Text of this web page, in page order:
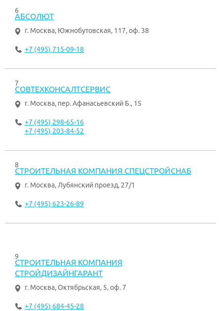
6
АБСОЛЮТ
г. Москва, Южнобутовская, 117, оф. 38
+7 (495) 715-09-18
7
СОВТЕХКОНСАЛТСЕРВИС
г. Москва, пер. Афанасьевский Б., 15
+7 (495) 298-65-16
+7 (495) 203-84-52
8
СТРОИТЕЛЬНАЯ КОМПАНИЯ СПЕЦСТРОЙСНАБ
г. Москва,Лубянский проезд, 27/1
+7 (495) 623-26-89
9
СТРОИТЕЛЬНАЯ КОМПАНИЯ
СТРОЙДИЗАЙНГАРАНТ
г. Москва, Октябрьская, 5, оф. 7
+7 (495) 684-45-28